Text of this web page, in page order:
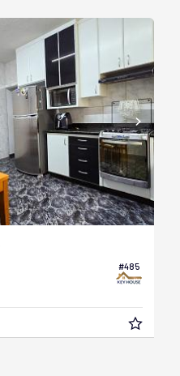
#485